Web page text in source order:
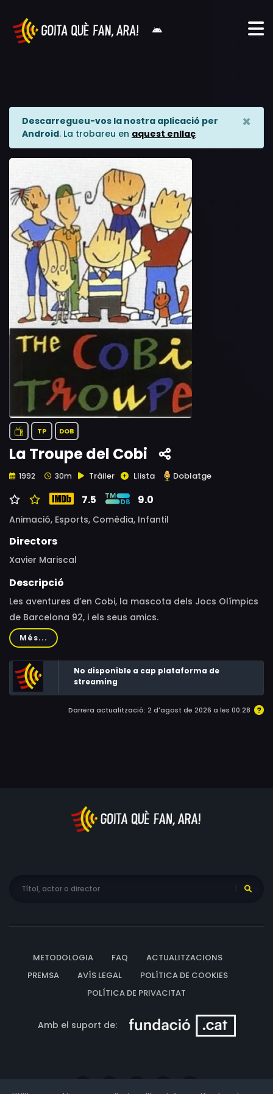
Descarregueu-vos la nostra aplicació per
Android. La trobareu en aquest enllaç
×
TP DOB
La Troupe del Cobi
1992 30m Tràiler Llista Doblatge
7.5 9.0
Animació, Esports, Comèdia, Infantil
Directors
Xavier Mariscal
Descripció
Les aventures d’en Cobi, la mascota dels Jocs Olímpics
de Barcelona 92, i els seus amics.
Més...
No disponible a cap plataforma de
streaming
Darrera actualització: 2 d'agost de 2026 a les 00:28
METODOLOGIA FAQ
ACTUALITZACIONS
PREMSA
AVÍS LEGAL
POLÍTICA DE COOKIES
POLÍTICA DE PRIVACITAT
Amb el suport de: